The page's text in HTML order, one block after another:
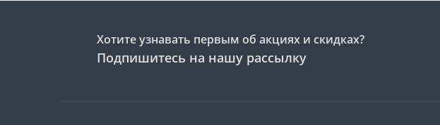
Хотите узнавать первым об акциях и скидках?
Подпишитесь на нашу рассылку